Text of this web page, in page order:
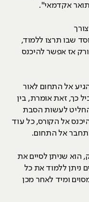
אקדמאי".
שבו תרצו ללמוד,
הוא בערך כ-4 שנים ורק אז אפשר להיכנס
אל התחום לאור
כך, זאת אומרת, בין
לעשות הסבת
אל הקורס, כל עוד
אל התחום.
הוא שניתן לסיים את
ניתן ללמוד את כל
ומיד לאחר מכן